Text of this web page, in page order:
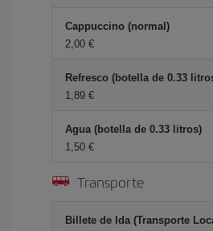
Cappuccino (normal)
2,00 €
Refresco (botella de 0.33
1,89 €
Agua (botella de 0.33 litros)
1,50 €
Transporte
Billete de Ida (Transporte